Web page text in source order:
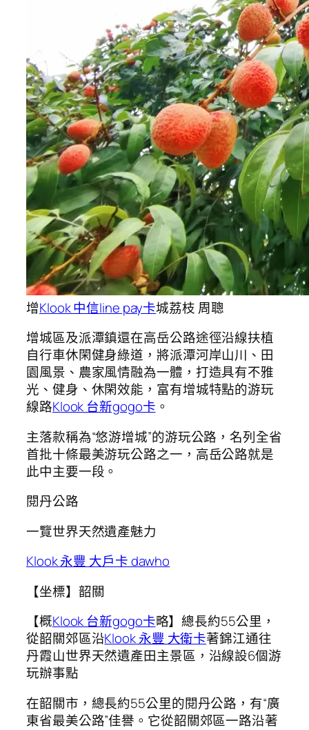
增Klook 中信line pay卡城荔枝 周聰
增城區及派潭鎮還在高岳公路途徑沿線扶植
自行車休閑健身綠道，將派潭河岸山川、田
園風景、農家風情融為一體，打造具有不雅
光、健身、休閑效能，富有增城特點的游玩
線路Klook 台新gogo卡 。
主落款稱為“悠游增城”的游玩公路，名列全省
首批十條最美游玩公路之一，高岳公路就是
此中主要一段。
閱丹公路
一覽世界天然遺產魅力
Klook 永豐 大戶卡 dawho
【坐標】韶關
【概Klook 台新gogo卡略】總長約55公里，
從韶關郊區沿Klook 永豐 大衛卡著錦江通往
丹霞山世界天然遺產田主景區，沿線設6個游
玩辦事點
在韶關市，總長約55公里的閱丹公路，有“廣
東省最美公路”佳譽。它從韶關郊區一路沿著